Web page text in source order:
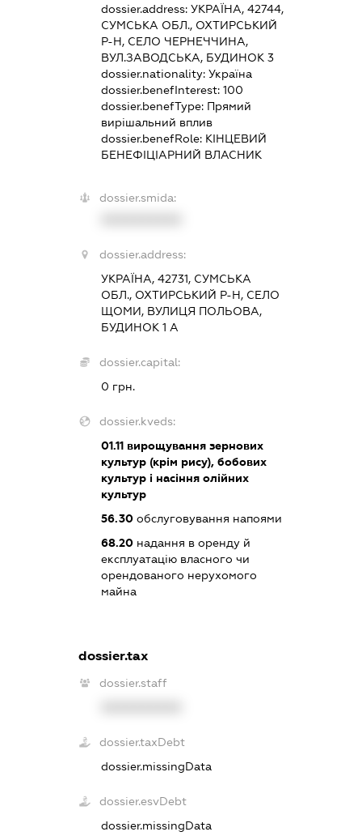
dossier.address: УКРАЇНА, 42744,
СУМСЬКА ОБЛ., ОХТИРСЬКИЙ
Р-Н, СЕЛО ЧЕРНЕЧЧИНА,
ВУЛ.ЗАВОДСЬКА, БУДИНОК 3
dossier.nationality: Україна
dossier.benefInterest: 100
dossier.benefType: Прямий
вирішальний вплив
dossier.benefRole: КІНЦЕВИЙ
БЕНЕФІЦІАРНИЙ ВЛАСНИК
dossier.smida:
dossier.address:
УКРАЇНА, 42731, СУМСЬКА
ОБЛ., ОХТИРСЬКИЙ Р-Н, СЕЛО
ЩОМИ, ВУЛИЦЯ ПОЛЬОВА,
БУДИНОК 1 А
dossier.capital:
0 грн.
dossier.kveds:
01.11вирощування зернових
культур (крім рису), бобових
культур і насіння олійних
культур
56.30обслуговування напоями
68.20надання в оренду й
експлуатацію власного чи
орендованого нерухомого
майна
dossier.tax
dossier.staff
dossier.taxDebt
dossier.missingData
dossier.esvDebt
dossier.missingData